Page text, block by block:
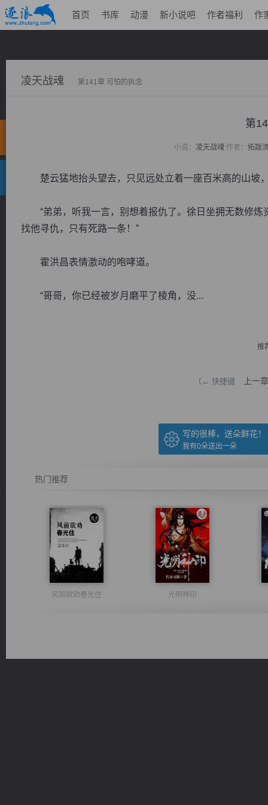
首页 书库 动漫 新小说吧 作者福利 作
凌天战魂 第141章 可怕的执念
第
小说： 凌天战魂作者： 拓跋
楚云猛地抬头望去，只见远处立着一座百米高的山坡
“弟弟，听我一言，别想着报仇了。徐日坐拥无数修炼
找他寻仇，只有死路一条！”
霍洪昌表情激动的咆哮道。
“哥哥，你已经被岁月磨平了棱角，没...
推
（← 快捷键 上一章
写的很棒，送朵鲜花！
我有0朵送出一朵
热门推荐
风前欲劝春光住 光明神印